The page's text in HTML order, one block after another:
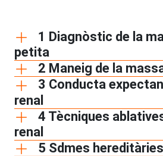
1 Diagnòstic de la
petita
2 Maneig de la
3 Conducta
renal
4 Tècniques
renal
5 Sdmes hereditàries